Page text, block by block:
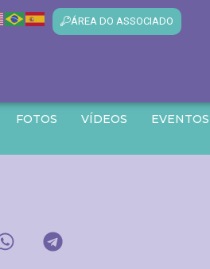
ÁREA DO ASSOCIADO
FOTOS VÍDEOS
EVENTOS